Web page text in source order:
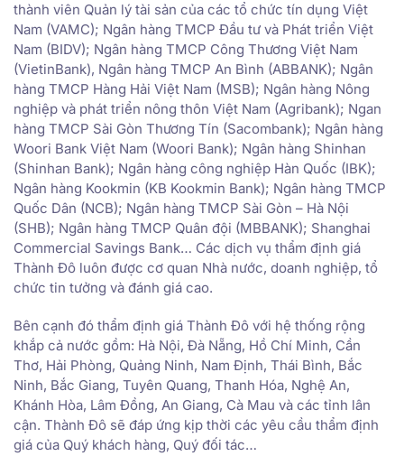
thành viên Quản lý tài sản của các tổ chức tín dụng Việt
Nam (VAMC); Ngân hàng TMCP Đầu tư và Phát triển Việt
Nam (BIDV); Ngân hàng TMCP Công Thương Việt Nam
(VietinBank), Ngân hàng TMCP An Bình (ABBANK); Ngân
hàng TMCP Hàng Hải Việt Nam (MSB); Ngân hàng Nông
nghiệp và phát triển nông thôn Việt Nam (Agribank); Ngan
hàng TMCP Sài Gòn Thương Tín (Sacombank); Ngân hàng
Woori Bank Việt Nam (Woori Bank); Ngân hàng Shinhan
(Shinhan Bank); Ngân hàng công nghiệp Hàn Quốc (IBK);
Ngân hàng Kookmin (KB Kookmin Bank); Ngân hàng TMCP
Quốc Dân (NCB); Ngân hàng TMCP Sài Gòn – Hà Nội
(SHB); Ngân hàng TMCP Quân đội (MBBANK); Shanghai
Commercial Savings Bank… Các dịch vụ thẩm định giá
Thành Đô luôn được cơ quan Nhà nước, doanh nghiệp, tổ
chức tin tưởng và đánh giá cao.
Bên cạnh đó thẩm định giá Thành Đô với hệ thống rộng
khắp cả nước gồm: Hà Nội, Đà Nẵng, Hồ Chí Minh, Cần
Thơ, Hải Phòng, Quảng Ninh, Nam Định, Thái Bình, Bắc
Ninh, Bắc Giang, Tuyên Quang, Thanh Hóa, Nghệ An,
Khánh Hòa, Lâm Đồng, An Giang, Cà Mau và các tỉnh lân
cận. Thành Đô sẽ đáp ứng kịp thời các yêu cầu thẩm định
giá của Quý khách hàng, Quý đối tác…